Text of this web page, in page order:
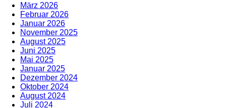
März 2026
Februar 2026
Januar 2026
November 2025
August 2025
Juni 2025
Mai 2025
Januar 2025
Dezember 2024
Oktober 2024
August 2024
Juli 2024